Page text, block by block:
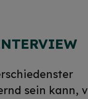
sein kann,